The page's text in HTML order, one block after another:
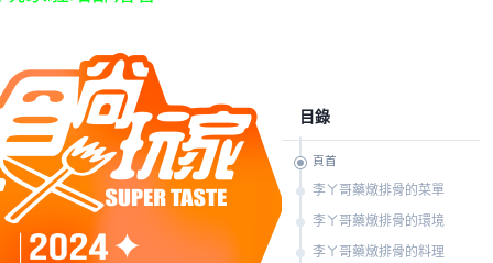
目錄
頁首
李ㄚ哥藥燉排骨的菜單
李ㄚ哥藥燉排骨的環境
李ㄚ哥藥燉排骨的料理